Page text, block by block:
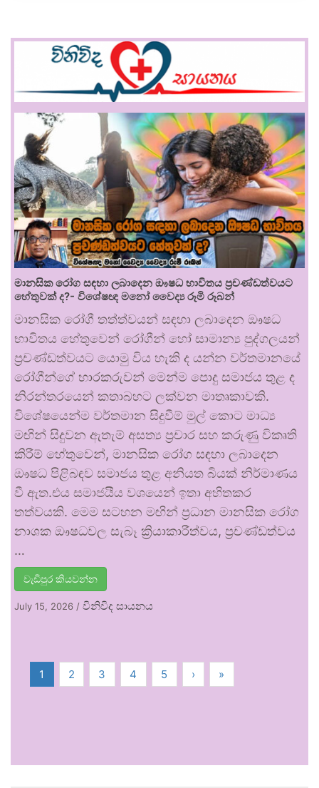
මානසික රෝග සඳහා ලබාදෙන ඖෂධ භාවිතය ප්‍රචණ්ඩත්වයට
හේතුවක් ද?- විශේෂඥ මනෝ වෛද්‍ය රූමි රූබන්
මානසික රෝගී තත්ත්වයන් සඳහා ලබාදෙන ඖෂධ
භාවිතය හේතුවෙන් රෝගීන් හෝ සාමාන්‍ය පුද්ගලයන්
ප්‍රචණ්ඩත්වයට යොමු විය හැකි ද යන්න වර්තමානයේ
රෝගීන්ගේ භාරකරුවන් මෙන්ම පොදු සමාජය තුළ ද
නිරන්තරයෙන් කතාබහට ලක්වන මාතෘකාවකි.
විශේෂයෙන්ම වර්තමාන සිදුවීම් මුල් කොට මාධ්‍ය
මඟින් සිදුවන ඇතැම් අසත්‍ය ප්‍රචාර සහ කරුණු විකෘති
කිරීම් හේතුවෙන්, මානසික රෝග සඳහා ලබාදෙන
ඖෂධ පිළිබඳව සමාජය තුළ අනියත බියක් නිර්මාණය
වී ඇත.එය සමාජයීය වශයෙන් ඉතා අහිතකර
තත්වයකි. මෙම සටහන මඟින් ප්‍රධාන මානසික රෝග
නාශක ඖෂධවල සැබෑ ක්‍රියාකාරීත්වය, ප්‍රචණ්ඩත්වය
…
වැඩිපුර කියවන්න
July 15, 2026 / විනිවිද සායනය
1 2 3 4 5 › »